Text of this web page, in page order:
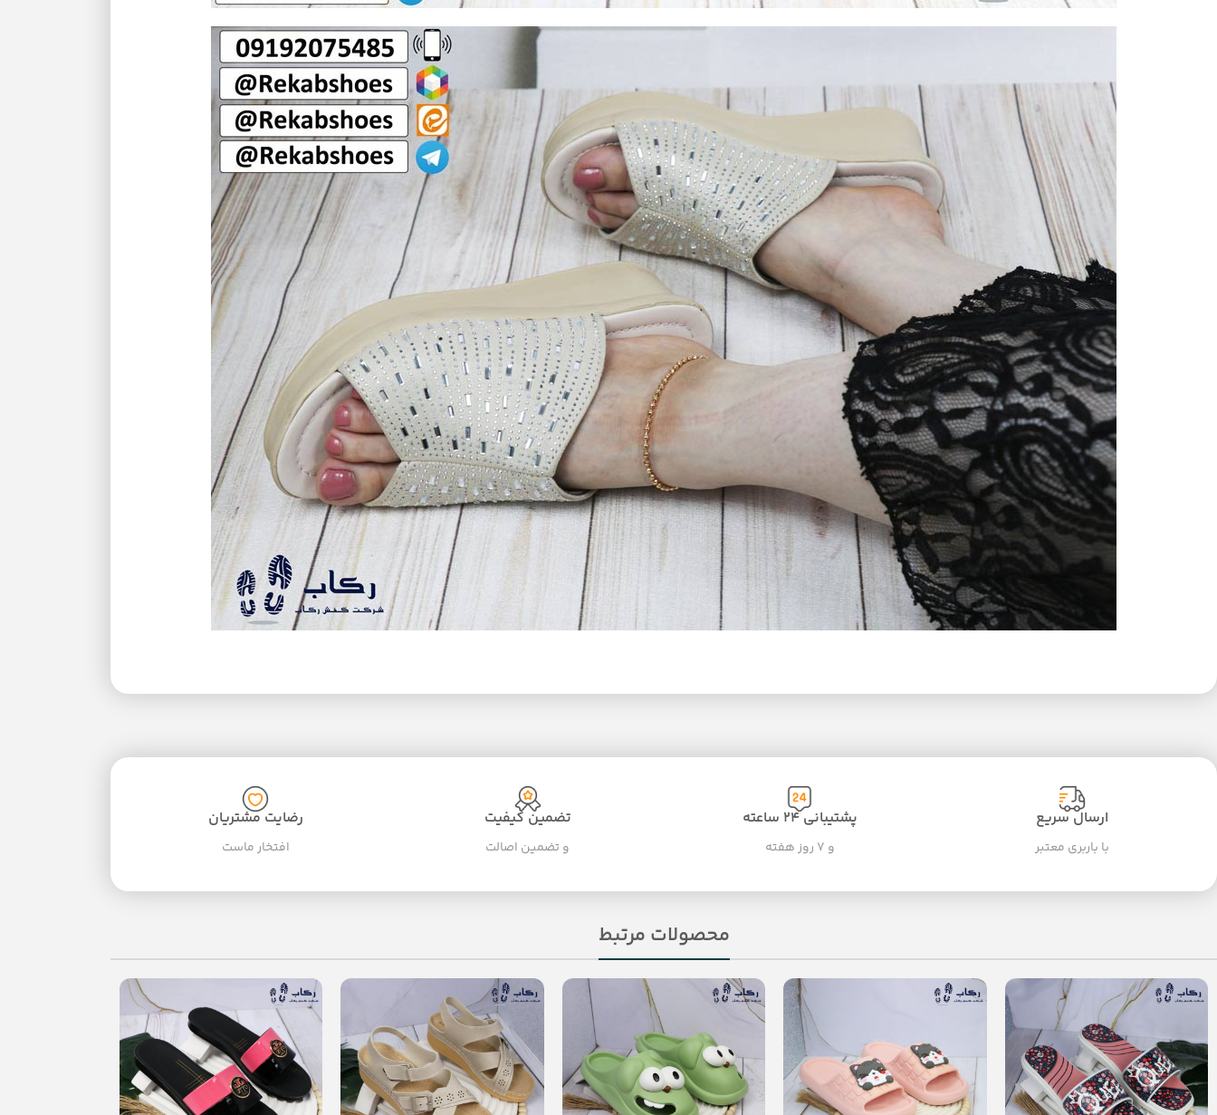
ارسال سریع
با باربری معتبر
پشتیبانی ۲۴ ساعته
و ۷ روز هفته
تضمین کیفیت
و تضمین اصالت
رضایت مشتریان
افتخار ماست
محصولات مرتبط